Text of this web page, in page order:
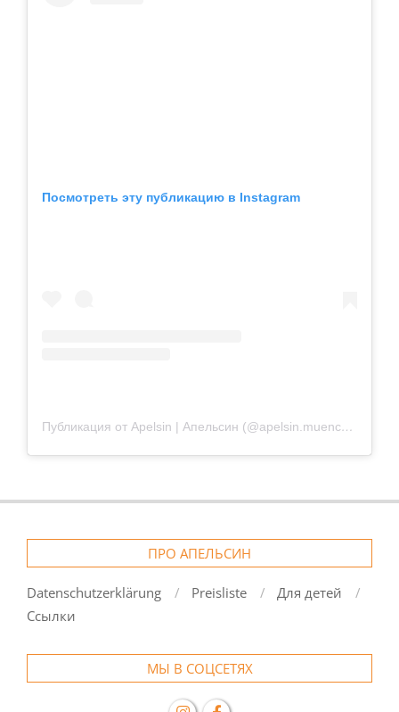
Посмотреть эту публикацию в Instagram
Публикация от Apelsin | Апельсин (@apelsin.muenchen)
ПРО АПЕЛЬСИН
Datenschutzerklärung Preisliste
Для детей
Ссылки
МЫ В СОЦСЕТЯХ